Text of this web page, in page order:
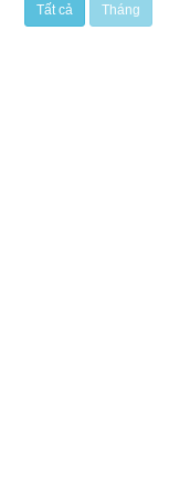
Tất cả Tháng